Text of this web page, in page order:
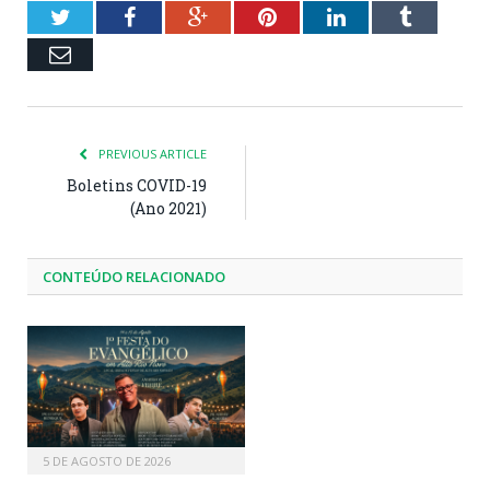
TwitterFacebookGoogle+PinterestLinkedInTumblr
Email
PREVIOUS ARTICLE
Boletins COVID-19
(Ano 2021)
CONTEÚDO RELACIONADO
5 DE AGOSTO DE 2026